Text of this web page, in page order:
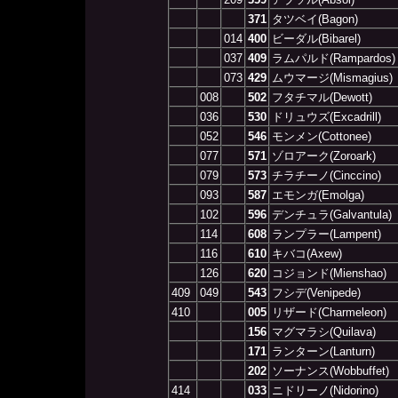
371 タツベイ(Bagon)
014 400 ビーダル(Bibarel)
037 409 ラムパルド(Rampardos)
073 429 ムウマージ(Mismagius)
008
502 フタチマル(Dewott)
036
530
ドリュウズ(Excadrill)
052
546 モンメン(Cottonee)
077
571 ゾロアーク(Zoroark)
079
573 チラチーノ(Cinccino)
093
587 エモンガ(Emolga)
102
596 デンチュラ(Galvantula)
114
608 ランプラー(Lampent)
116
610 キバコ(Axew)
126
620 コジョンド(Mienshao)
409
049 543 フシデ(Venipede)
410
005
リザード(Charmeleon)
156 マグマラシ(Quilava)
171 ランターン(Lanturn)
202 ソーナンス(Wobbuffet)
414
033 ニドリーノ(Nidorino)